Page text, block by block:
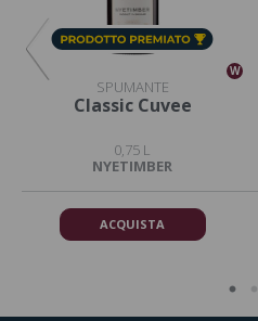
W
SPUMANTE
Classic Cuvee
0,75 L
NYETIMBER
ACQUISTA